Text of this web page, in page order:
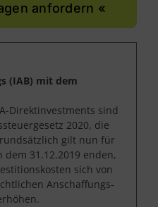
anfordern «
(IAB) mit dem
Direktinvestments sind
2020, die
gilt nun für
31.12.2019 enden,
sich von
Anschaffungs-